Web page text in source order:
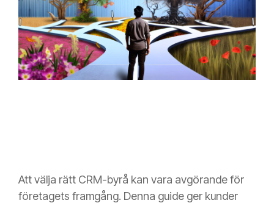
Att välja rätt CRM-byrå kan vara avgörande för
företagets framgång. Denna guide ger kunder